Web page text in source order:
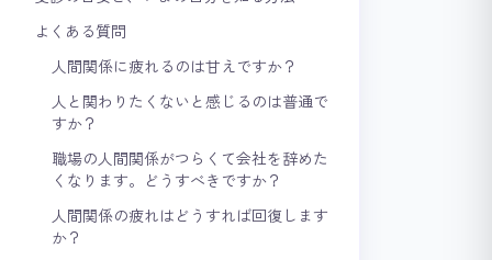
よくある質問
人間関係に疲れるのは甘えですか？
人と関わりたくないと感じるのは普通で
すか？
職場の人間関係がつらくて会社を辞めた
くなります。どうすべきですか？
人間関係の疲れはどうすれば回復します
か？